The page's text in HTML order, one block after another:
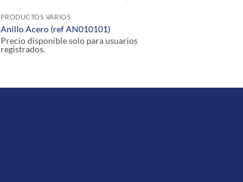
PRODUCTOS VARIOS
Anillo Acero (ref AN010101)
Precio disponible solo para usuarios
registrados.